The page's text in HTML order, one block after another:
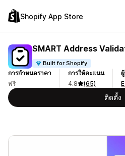
Shopify App Store
SMART Address
Built for Shopify
การกำหนดราคา
ฟรี
การให้คะแนน
4.8
(65)
ติดตั้ง